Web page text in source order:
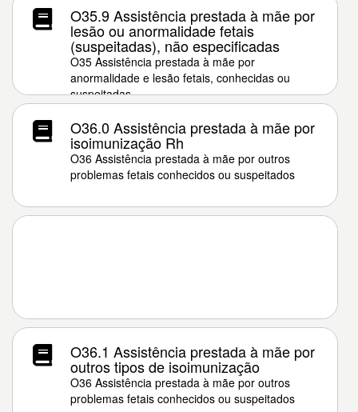
O35.9 Assistência prestada à mãe por
lesão ou anormalidade fetais
(suspeitadas), não especificadas
O35 Assistência prestada à mãe por
anormalidade e lesão fetais, conhecidas ou
suspeitadas
O36.0 Assistência prestada à mãe por
isoimunização Rh
O36 Assistência prestada à mãe por outros
problemas fetais conhecidos ou suspeitados
O36.1 Assistência prestada à mãe por
outros tipos de isoimunização
O36 Assistência prestada à mãe por outros
problemas fetais conhecidos ou suspeitados